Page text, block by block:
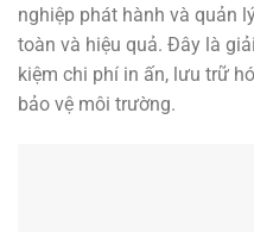
nghiệp phát hành và quản
toàn và hiệu quả. Đây là
kiệm chi phí in ấn, lưu trữ
bảo vệ môi trường.